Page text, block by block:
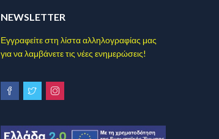
NEWSLETTER
Εγγραφείτε στη λίστα αλληλογραφίας μας
για να λαμβάνετε τις νέες ενημερώσεις!